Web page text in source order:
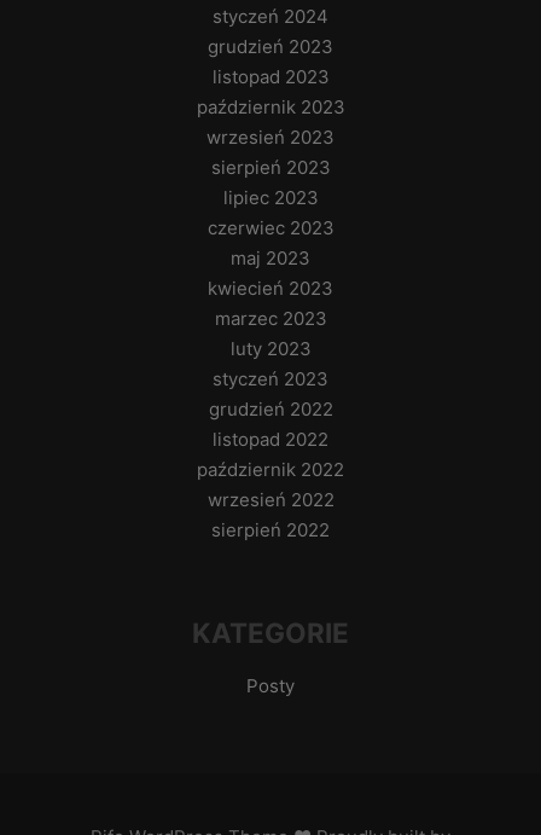
styczeń 2024
grudzień 2023
listopad 2023
październik 2023
wrzesień 2023
sierpień 2023
lipiec 2023
czerwiec 2023
maj 2023
kwiecień 2023
marzec 2023
luty 2023
styczeń 2023
grudzień 2022
listopad 2022
październik 2022
wrzesień 2022
sierpień 2022
KATEGORIE
Posty